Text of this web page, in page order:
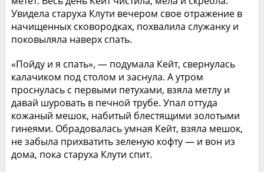
Увидела старуха Клути вечером свое отражение в
начищенных сковородках, похвалила служанку и
поковыляла наверх спать.
«Пойду и я спать», — подумала Кейт, свернулась
калачиком под столом и заснула. А утром
проснулась с первыми петухами, взяла метлу и
давай шуровать в печной трубе. Упал оттуда
кожаный мешок, набитый блестящими золотыми
гинеями. Обрадовалась умная Кейт, взяла мешок,
не забыла прихватить зеленую кофту — и вон из
дома, пока старуха Клути спит.